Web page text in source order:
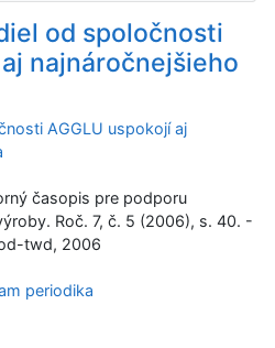
od spoločnosti
najnáročnejšieho
AGGLU uspokojí aj
časopis pre podporu
Roč. 7, č. 5 (2006), s. 40. -
twd, 2006
periodika